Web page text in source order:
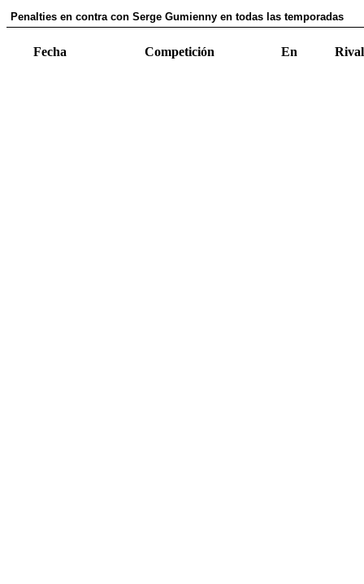
Penalties en contra con Serge Gumienny en todas las temporadas
Fecha Competición En Rival